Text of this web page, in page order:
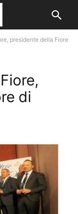
presidente della Fiore
di